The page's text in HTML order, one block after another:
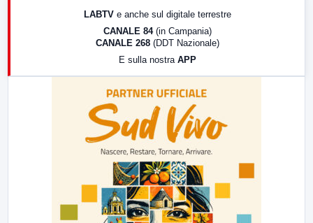
LABTV e anche sul digitale terrestre
CANALE 84 (in Campania)
CANALE 268 (DDT Nazionale)
E sulla nostra APP